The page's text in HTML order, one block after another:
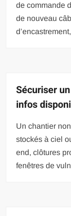
de commande
de nouveau
Sécuriser
infos
Un chantier
stockés à ciel
end, clôtures
fenêtres de